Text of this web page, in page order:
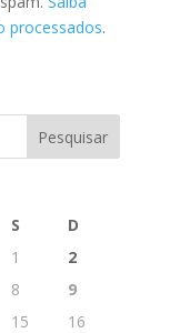
processados.
S
D
1
2
8
9
15
16